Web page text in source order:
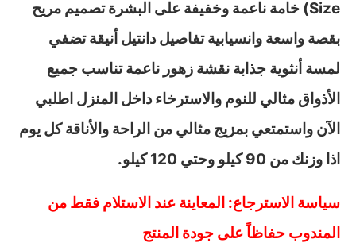
Size) خامة ناعمة وخفيفة على البشرة تصميم مريح
بقصة واسعة وانسيابية تفاصيل دانتيل أنيقة تضفي
لمسة أنثوية جذابة نقشة زهور ناعمة تناسب جميع
الأذواق مثالي للنوم والاسترخاء داخل المنزل اطلبي
الآن واستمتعي بمزيج مثالي من الراحة والأناقة كل يوم
اذا وزنك من 90 كيلو وحتي 120 كيلو.
سياسة الاسترجاع: المعاينة عند الاستلام فقط من
المندوب حفاظاً على جودة المنتج